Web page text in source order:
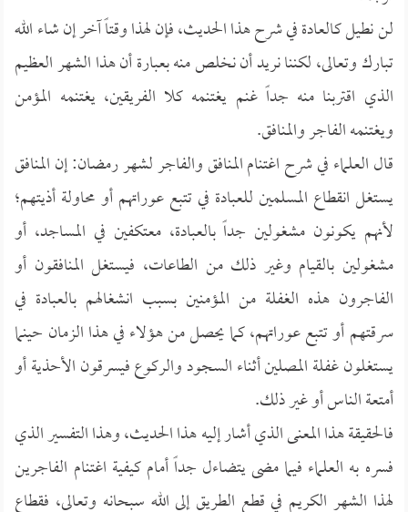
لن نطيل كالعادة في شرح هذا الحديث، فإن لهذا وقتاً آخر إن شاء الله
تبارك وتعالى، لكننا نريد أن نخلص منه بعبارة أن هذا الشهر العظيم
الذي اقتربنا منه جداً غنم يغتنمه كلا الفريقين، يغتنمه المؤمن
ويغتنمه الفاجر والمنافق.
قال العلماء في شرح اغتنام المنافق والفاجر لشهر رمضان: إن المنافق
يستغل انقطاع المسلمين للعبادة في تتبع عوراتهم أو محاولة أذيتهم؛
لأنهم يكونون مشغولين جداً بالعبادة، معتكفين في المساجد، أو
مشغولين بالقيام وغير ذلك من الطاعات، فيستغل المنافقون أو
الفاجرون هذه الغفلة من المؤمنين بسبب انشغالهم بالعبادة في
سرقتهم أو تتبع عوراتهم، كما يحصل من هؤلاء في هذا الزمان حينما
يستغلون غفلة المصلين أثناء السجود والركوع فيسرقون الأحذية أو
أمتعة الناس أو غير ذلك.
فالحقيقة هذا المعنى الذي أشار إليه هذا الحديث، وهذا التفسير الذي
فسره به العلماء فيما مضى يتضاءل جداً أمام كيفية اغتنام الفاجرين
لهذا الشهر الكريم في قطع الطريق إلى الله سبحانه وتعالى، فقطاع